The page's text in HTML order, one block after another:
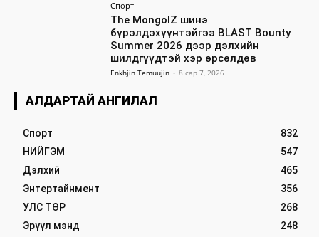
Спорт
The MongolZ шинэ
бүрэлдэхүүнтэйгээ BLAST Bounty
Summer 2026 дээр дэлхийн
шилдгүүдтэй хэр өрсөлдөв
Enkhjin Temuujin - 8 сар 7, 2026
АЛДАРТАЙ АНГИЛАЛ
Спорт
832
НИЙГЭМ
547
Дэлхий
465
Энтертайнмент
356
УЛС ТӨР
268
Эрүүл мэнд
248